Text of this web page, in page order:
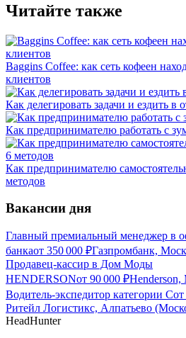
Читайте также
Baggins Coffee: как сеть кофеен
клиентов
Как делегировать задачи и ездить в
Как предпринимателю работать с
Как предпринимателю
методов
Вакансии дня
Главный премиальный менеджер в
банкаот 350 000 ₽Газпромбанк,
Продавец-кассир в Дом Моды
HENDERSONот 90 000 ₽Henderson,
Водитель-экспедитор категории Сот
Ритейл Логистикс, Алпатьево
HeadHunter